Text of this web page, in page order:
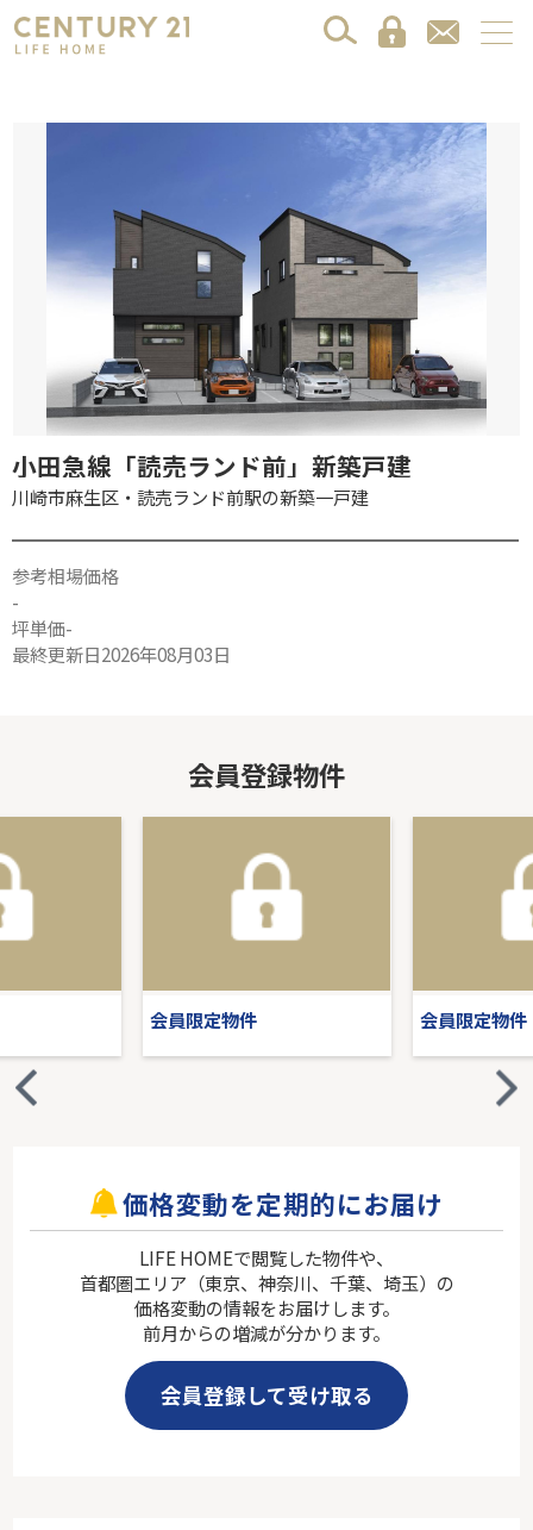
小田急線「読売ランド前」新築戸建
川崎市麻生区・読売ランド前駅の新築一戸建
参考相場価格
-
坪単価-
最終更新日2026年08月03日
会員登録物件
会員限定物件 会員限定物件
価格変動を定期的にお届け
LIFE HOMEで閲覧した物件や、
首都圏エリア（東京、神奈川、千葉、埼玉）の
価格変動の情報をお届けします。
前月からの増減が分かります。
会員登録して受け取る